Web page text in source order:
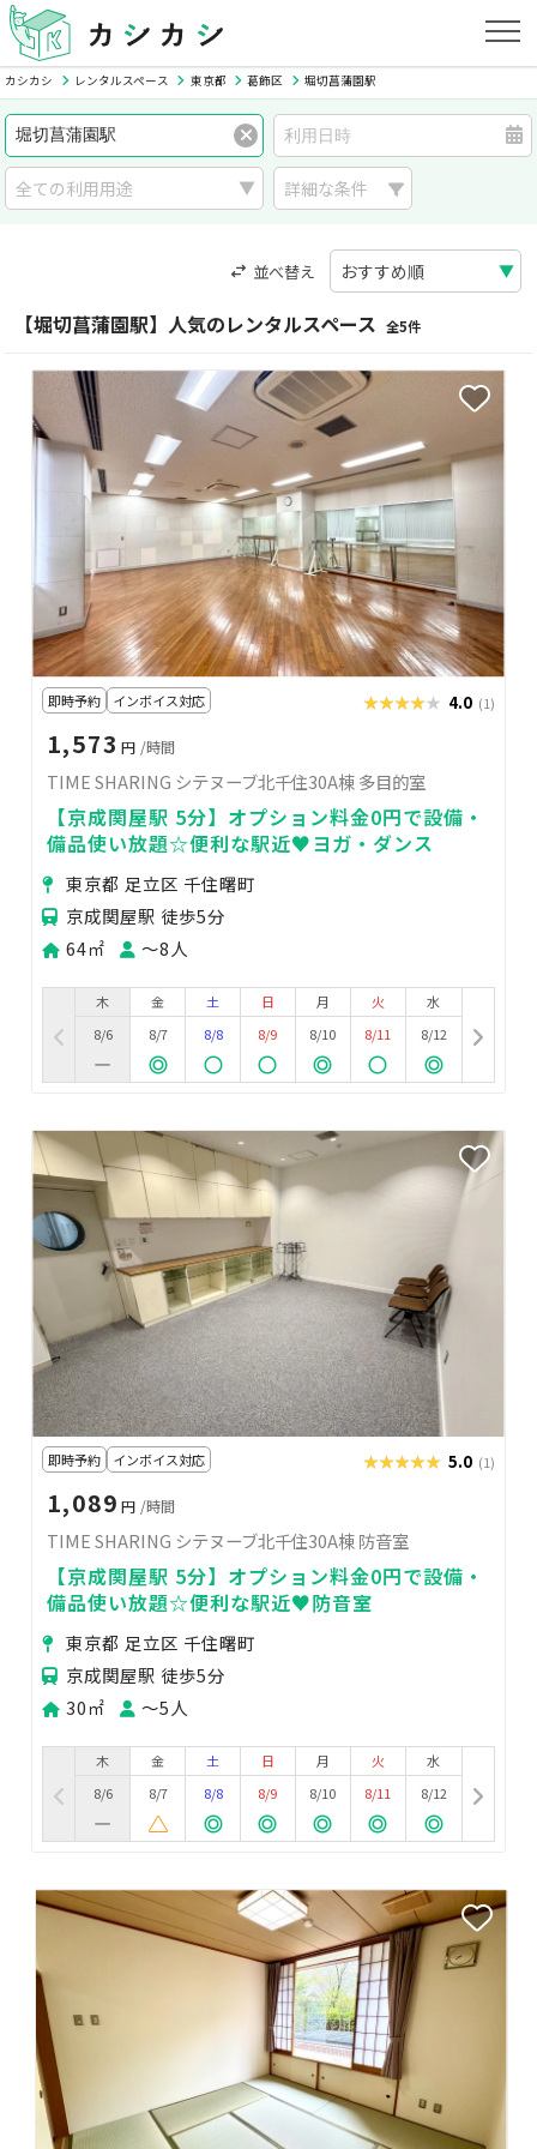
カシカシ レンタルスペース 東京都 葛飾区 堀切菖蒲園駅
詳細な条件
並べ替え
【堀切菖蒲園駅】人気のレンタルスペース 全5件
即時予約 インボイス対応 ★★★★★
★★★★★ 4.0 (1)
1,573 円 /時間
TIME SHARING シテヌーブ北千住30A棟 多目的室
【京成関屋駅 5分】オプション料金0円で設備・
備品使い放題☆便利な駅近♥ヨガ・ダンス
東京都 足立区 千住曙町
京成関屋駅 徒歩5分
64㎡
〜8人
木
8/6
金
8/7
土
8/8
日
8/9
月
8/10
火
8/11
水
8/12
即時予約 インボイス対応 ★★★★★
★★★★★ 5.0 (1)
1,089 円 /時間
TIME SHARING シテヌーブ北千住30A棟 防音室
【京成関屋駅 5分】オプション料金0円で設備・
備品使い放題☆便利な駅近♥防音室
東京都 足立区 千住曙町
京成関屋駅 徒歩5分
30㎡
〜5人
木
8/6
金
8/7
土
8/8
日
8/9
月
8/10
火
8/11
水
8/12